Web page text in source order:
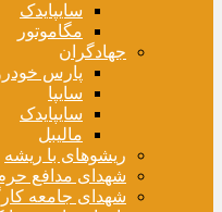
سایپایدک
مگاموتور
جهادگران
پارس
سایپا
سایپایدک
مالیبل
ریشوهای با ریشه
شهدای مدافع
شهدای جامعه